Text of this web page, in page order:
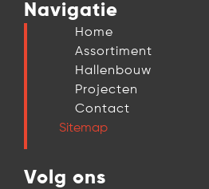
Navigatie
Home
Assortiment
Hallenbouw
Projecten
Contact
Sitemap
Volg ons